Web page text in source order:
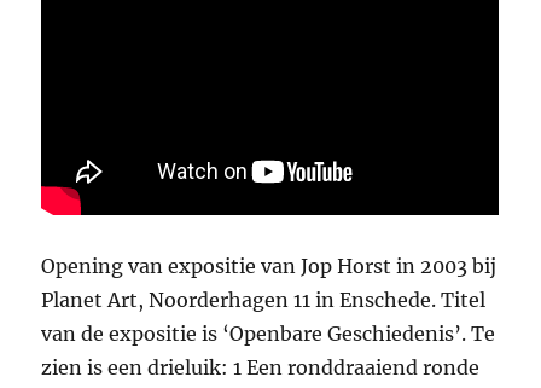
Opening van expositie van Jop Horst in 2003 bij
Planet Art, Noorderhagen 11 in Enschede. Titel
van de expositie is ‘Openbare Geschiedenis’. Te
zien is een drieluik: 1 Een ronddraaiend ronde